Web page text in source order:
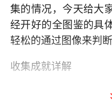
集的情况，今天给大
经开好的全图鉴的具
轻松的通过图像来判
收集成就详解
星露谷物语鱼类图鉴总